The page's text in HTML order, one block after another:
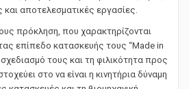
τις βοηθήσει στην πορεία τους προς
και αποτελεσματικές εργασίες.
πρόκληση, που χαρακτηρίζονται
επίπεδο κατασκευής τους “Made in
τους και τη φιλικότητα προς
στοχεύει στο να είναι η κινητήρια δύναμη